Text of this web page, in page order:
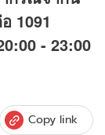
1091
- 23:00
Copy link